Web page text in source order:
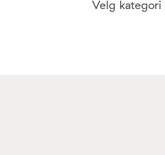
Velg kategori